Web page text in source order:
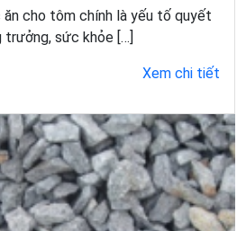
cho tôm chính là yếu tố quyết
sức khỏe […]
Xem chi tiết